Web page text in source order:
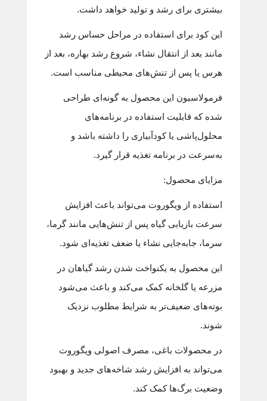
بیشتری برای رشد و تولید خواهد داشت.
این کود برای استفاده در مراحل حساس رشد
مانند بعد از انتقال نشاء، شروع رشد بهاره، بعد از
هرس یا پس از تنش‌های محیطی مناسب است.
فرمولاسیون این محصول به گونه‌ای طراحی
شده که قابلیت استفاده در برنامه‌های
محلول‌پاشی یا کودآبیاری را داشته باشد و
به‌سرعت در برنامه تغذیه قرار گیرد.
مزایای محصول:
استفاده از ویگوروت می‌تواند باعث افزایش
سرعت بازیابی گیاه پس از تنش‌هایی مانند گرما،
سرما، جابه‌جایی نشاء یا ضعف تغذیه‌ای شود.
این محصول به یکنواخت شدن رشد گیاهان در
مزرعه یا گلخانه کمک می‌کند و باعث می‌شود
بوته‌های ضعیف‌تر به شرایط مطلوب نزدیک
شوند.
در محصولات باغی، مصرف اصولی ویگوروت
می‌تواند به افزایش رشد شاخه‌های جدید و بهبود
وضعیت برگ‌ها کمک کند.